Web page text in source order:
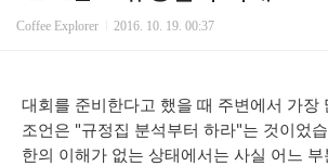
Coffee Explorer 2016. 10. 19. 00:37
대회를 준비한다고 했을 때 주변에서 가장
조언은 "규정집 분석부터 하라"는 것이었
한의 이해가 없는 상태에서는 사실 어느